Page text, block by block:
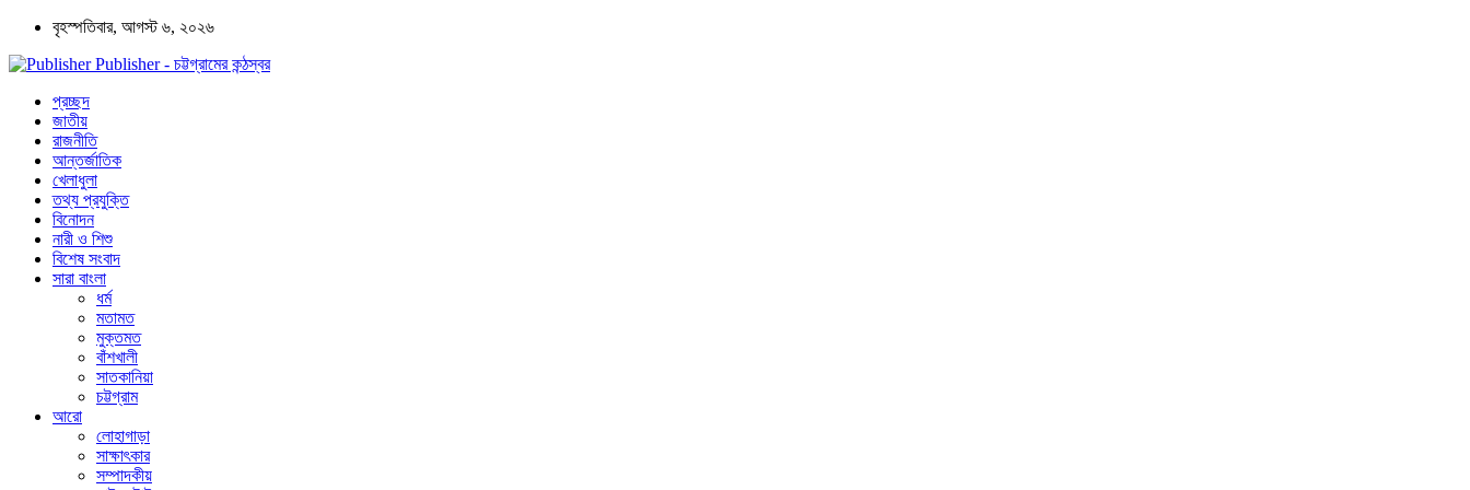
বৃহস্পতিবার, আগস্ট ৬, ২০২৬
Publisher - চট্টগ্রামের কন্ঠস্বর
প্রচ্ছদ
জাতীয়
রাজনীতি
আন্তর্জাতিক
খেলাধুলা
তথ্য প্রযুক্তি
বিনোদন
নারী ও শিশু
বিশেষ সংবাদ
সারা বাংলা
ধর্ম
মতামত
মুক্তমত
বাঁশখালী
সাতকানিয়া
চট্টগ্রাম
আরো
লোহাগাড়া
সাক্ষাৎকার
সম্পাদকীয়